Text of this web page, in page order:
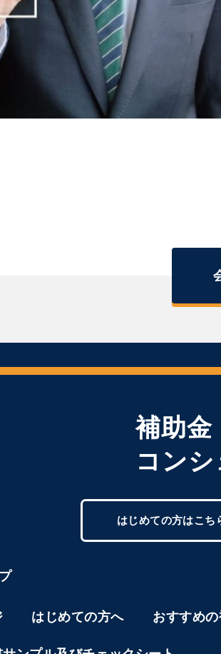
補助金
コン
はじめての方はこち
はじめての方へ おすすめ